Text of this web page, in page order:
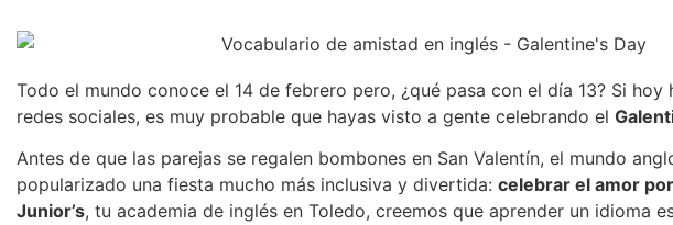
Todo el mundo conoce el 14 de febrero pero, ¿qué pasa con el día 13? Si hoy
redes sociales, es muy probable que hayas visto a gente celebrando el
Antes de que las parejas se regalen bombones en San Valentín, el mundo
popularizado una fiesta mucho más inclusiva y divertida: celebrar el amor
Junior’s, tu academia de inglés en Toledo, creemos que aprender un idioma